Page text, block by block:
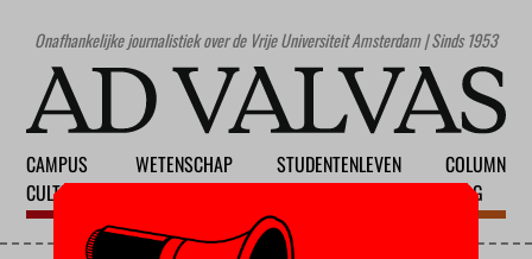
Onafhankelijke journalistiek over de Vrije Universiteit Amsterdam | Sinds 1953
CAMPUS
CULTUUR
WETENSCHAP
STUDENTENLEVEN
COLUMN
BLOG